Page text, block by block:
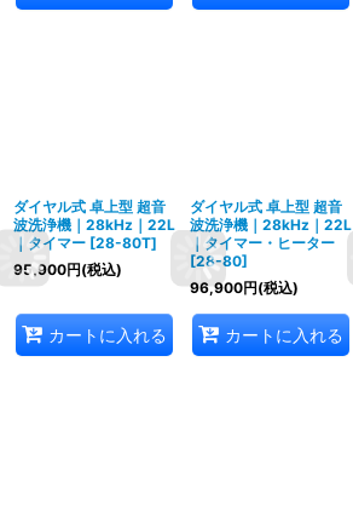
ダイヤル式 卓上型 超音
波洗浄機｜28kHz｜22L
｜タイマー [28-80T]
95,900円(税込)
カートに入れる
ダイヤル式 卓上型 超音
波洗浄機｜28kHz｜22L
｜タイマー・ヒーター
[28-80]
96,900円(税込)
カートに入れる